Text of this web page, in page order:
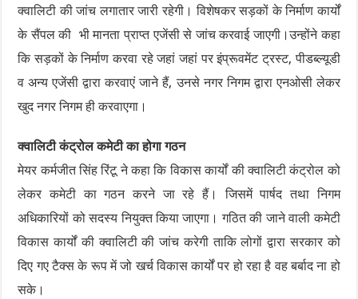
क्वालिटी की जांच लगातार जारी रहेगी। विशेषकर सड़कों के निर्माण कार्यों
के सैंपल की भी मानता प्राप्त एजेंसी से जांच करवाई जाएगी।उन्होंने कहा
कि सड़कों के निर्माण करवा रहे जहां जहां पर इंप्रूवमेंट ट्रस्ट, पीडब्ल्यूडी
व अन्य एजेंसी द्वारा करवाएं जाने हैं, उनसे नगर निगम द्वारा एनओसी लेकर
खुद नगर निगम ही करवाएगा।
क्वालिटी कंट्रोल कमेटी का होगा गठन
मेयर कर्मजीत सिंह रिंटू ने कहा कि विकास कार्यों की क्वालिटी कंट्रोल को
लेकर कमेटी का गठन करने जा रहे हैं। जिसमें पार्षद तथा निगम
अधिकारियों को सदस्य नियुक्त किया जाएगा। गठित की जाने वाली कमेटी
विकास कार्यों की क्वालिटी की जांच करेगी ताकि लोगों द्वारा सरकार को
दिए गए टैक्स के रूप में जो खर्च विकास कार्यों पर हो रहा है वह बर्बाद ना हो
सके।